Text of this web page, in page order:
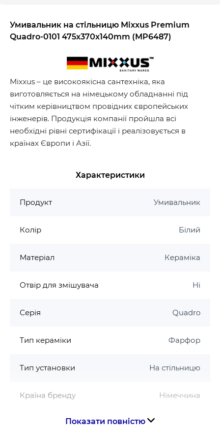
Умивальник на стільницю Mixxus Premium
Quadro-0101 475x370x140mm (MP6487)
Mixxus – це високоякісна сантехніка, яка
виготовляється на німецькому обладнанні під
чітким керівництвом провідних європейських
інженерів. Продукція компанії пройшла всі
необхідні рівні сертифікації і реалізовується в
країнах Європи і Азії.
Характеристики
Продукт Умивальник
Колір Білий
Матеріал Кераміка
Отвір для змішувача Ні
Серія Quadro
Тип кераміки Фарфор
Тип установки На стільницю
Країна бренду Німеччина
Країна виготовленняПоказати повністю